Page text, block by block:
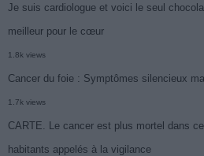
Je suis cardiologue et voici le seul
meilleur pour le cœur
1.8k views
Cancer du foie : Symptômes silencieux
1.7k views
CARTE. Le cancer est plus mortel dans
habitants appelés à la vigilance